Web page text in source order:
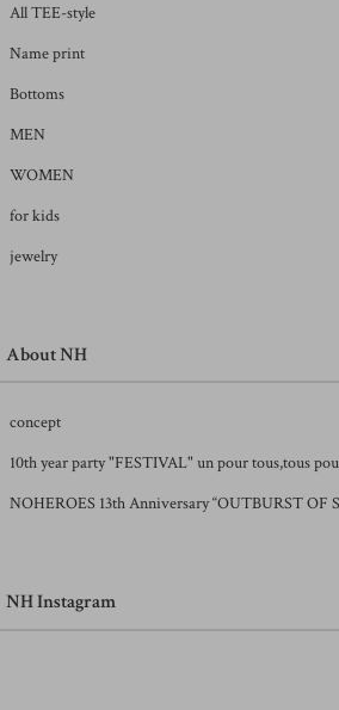
All TEE-style
Name print
Bottoms
MEN
WOMEN
for kids
jewelry
About NH
concept
10th year party "FESTIVAL" un pour tous,tous
NOHEROES 13th Anniversary “OUTBURST OF
NH Instagram